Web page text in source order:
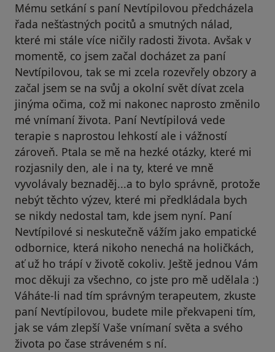
Mému setkání s paní Nevtípilovou předcházela
řada nešťastných pocitů a smutných nálad,
které mi stále více ničily radosti života. Avšak v
momentě, co jsem začal docházet za paní
Nevtípilovou, tak se mi zcela rozevřely obzory a
začal jsem se na svůj a okolní svět dívat zcela
jinýma očima, což mi nakonec naprosto změnilo
mé vnímaní života. Paní Nevtípilová vede
terapie s naprostou lehkostí ale i vážností
zároveň. Ptala se mě na hezké otázky, které mi
rozjasnily den, ale i na ty, které ve mně
vyvolávaly beznaděj...a to bylo správně, protože
nebýt těchto výzev, které mi předkládala bych
se nikdy nedostal tam, kde jsem nyní. Paní
Nevtípilové si neskutečně vážím jako empatické
odbornice, která nikoho nenechá na holičkách,
ať už ho trápí v životě cokoliv. Ještě jednou Vám
moc děkuji za všechno, co jste pro mě udělala :)
Váháte-li nad tím správným terapeutem, zkuste
paní Nevtípilovou, budete mile překvapeni tím,
jak se vám zlepší Vaše vnímaní světa a svého
života po čase stráveném s ní.